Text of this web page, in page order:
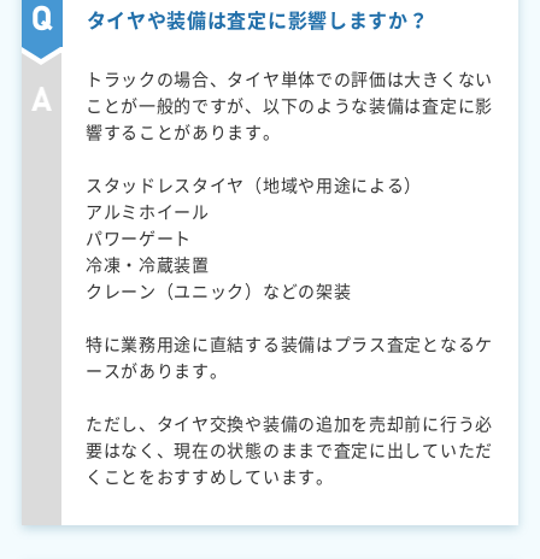
タイヤや装備は査定に影響しますか？
トラックの場合、タイヤ単体での評価は大きくない
ことが一般的ですが、以下のような装備は査定に影
響することがあります。
スタッドレスタイヤ（地域や用途による）
アルミホイール
パワーゲート
冷凍・冷蔵装置
クレーン（ユニック）などの架装
特に業務用途に直結する装備はプラス査定となるケ
ースがあります。
ただし、タイヤ交換や装備の追加を売却前に行う必
要はなく、現在の状態のままで査定に出していただ
くことをおすすめしています。